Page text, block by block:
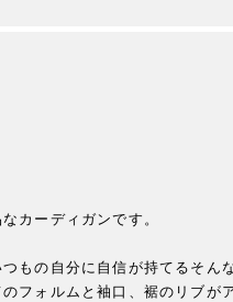
カーディガンです。
もの自分に自信が持てるそん
フォルムと袖口、裾のリブが